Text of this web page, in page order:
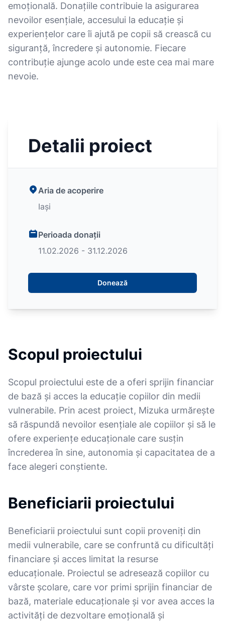
emoțională. Donațiile contribuie la asigurarea
nevoilor esențiale, accesului la educație și
experiențelor care îi ajută pe copii să crească cu
siguranță, încredere și autonomie. Fiecare
contribuție ajunge acolo unde este cea mai mare
nevoie.
Detalii proiect
Aria de acoperire
Iași
Perioada donații
11.02.2026 - 31.12.2026
Donează
Scopul proiectului
Scopul proiectului este de a oferi sprijin financiar
de bază și acces la educație copiilor din medii
vulnerabile. Prin acest proiect, Mizuka urmărește
să răspundă nevoilor esențiale ale copiilor și să le
ofere experiențe educaționale care susțin
încrederea în sine, autonomia și capacitatea de a
face alegeri conștiente.
Beneficiarii proiectului
Beneficiarii proiectului sunt copii proveniți din
medii vulnerabile, care se confruntă cu dificultăți
financiare și acces limitat la resurse
educaționale. Proiectul se adresează copiilor cu
vârste școlare, care vor primi sprijin financiar de
bază, materiale educaționale și vor avea acces la
activități de dezvoltare emoțională și